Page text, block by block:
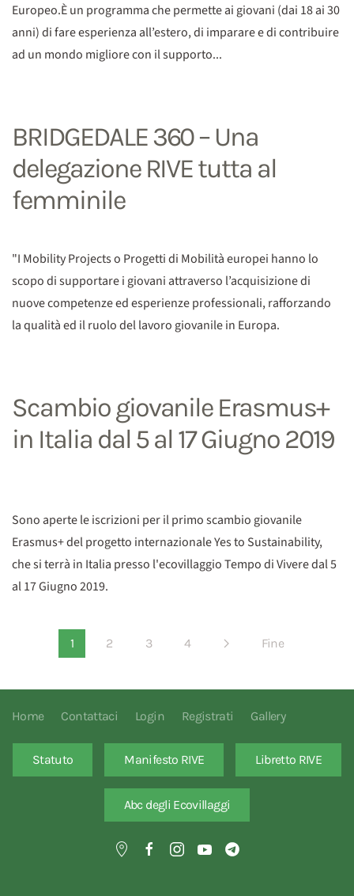
Europeo.È un programma che permette ai giovani (dai 18 ai 30
anni) di fare esperienza all’estero, di imparare e di contribuire
ad un mondo migliore con il supporto...
BRIDGEDALE 360 – Una
delegazione RIVE tutta al
femminile
"I Mobility Projects o Progetti di Mobilità europei hanno lo
scopo di supportare i giovani attraverso l’acquisizione di
nuove competenze ed esperienze professionali, rafforzando
la qualità ed il ruolo del lavoro giovanile in Europa.
Scambio giovanile Erasmus+
in Italia dal 5 al 17 Giugno 2019
Sono aperte le iscrizioni per il primo scambio giovanile
Erasmus+ del progetto internazionale Yes to Sustainability,
che si terrà in Italia presso l'ecovillaggio Tempo di Vivere dal 5
al 17 Giugno 2019.
1 2 3 4 Fine
Home Contattaci Login Registrati Gallery
Statuto Manifesto RIVE Libretto RIVE
Abc degli Ecovillaggi